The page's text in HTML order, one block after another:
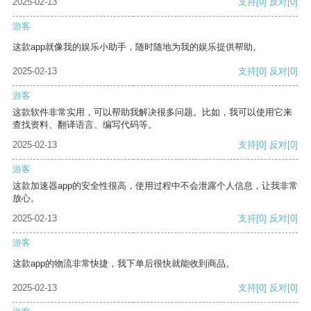
游客
这款app就像我的娱乐小助手，随时随地为我的娱乐提供帮助。
2025-02-13 支持[0] 反对[0]
游客
这款软件非常实用，可以帮助我解决很多问题。比如，我可以使用它来
查找资料、翻译语言、编写代码等。
2025-02-13
支持[0] 反对[0]
游客
这款加速器app的安全性很高，使用过程中不会泄露个人信息，让我非常
放心。
2025-02-13
支持[0] 反对[0]
游客
这款app的物流非常快捷，我下单后很快就能收到商品。
2025-02-13 支持[0] 反对[0]